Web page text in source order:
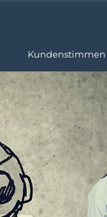
Kundenstimmen